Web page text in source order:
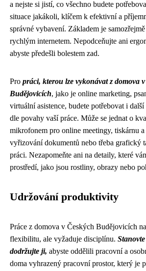
a nejste si jistí, co všechno budete
situace jakákoli, klíčem k efektivní a
správné vybavení. Základem je
rychlým internetem. Nepodceňujte ani
abyste předešli bolestem zad.
Pro práci, kterou lze vykonávat z domova
Budějovicích, jako je online marketing,
virtuální asistence, budete potřebovat i
dle povahy vaší práce. Může se jednat o
mikrofonem pro online meetingy, tiskárnu a
vyřizování dokumentů nebo třeba grafický
práci. Nezapomeňte ani na detaily, které
prostředí, jako jsou rostliny, obrazy nebo
Udržování produktivity
Práce z domova v Českých Budějovicích
flexibilitu, ale vyžaduje disciplínu.
dodržujte ji, abyste oddělili pracovní a
doma vyhrazený pracovní prostor, který je